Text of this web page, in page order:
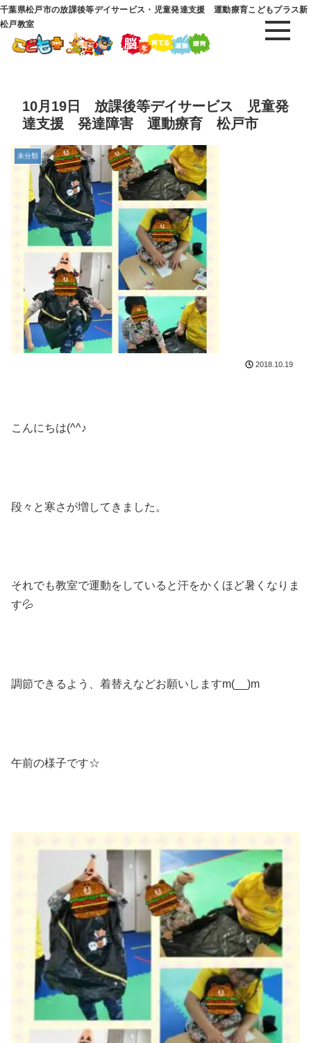
千葉県松戸市の放課後等デイサービス・児童発達支援 運動療育こどもプラス新
松戸教室
10月19日 放課後等デイサービス 児童発
達支援 発達障害 運動療育 松戸市
未分類
2018.10.19
こんにちは(^^♪
段々と寒さが増してきました。
それでも教室で運動をしていると汗をかくほど暑くなりま
す💦
調節できるよう、着替えなどお願いしますm(__)m
午前の様子です☆